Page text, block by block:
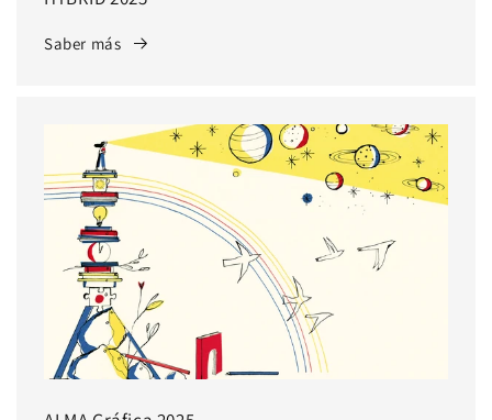
Saber más